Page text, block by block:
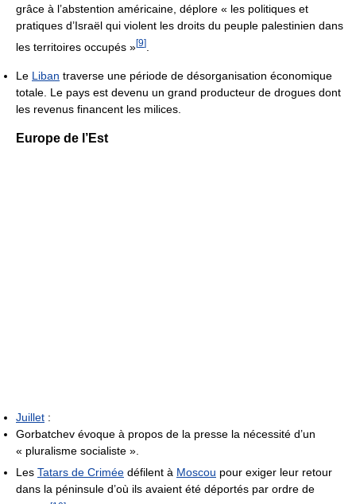
grâce à l’abstention américaine, déplore « les politiques et
pratiques d’Israël qui violent les droits du peuple palestinien dans
les territoires occupés »[9]
Le Liban traverse une période de désorganisation économique
totale. Le pays est devenu un grand producteur de drogues dont
les revenus financent les milices.
Europe de l’Est
Juillet :
Gorbatchev évoque à propos de la presse la nécessité d’un
« pluralisme socialiste ».
Les Tatars de Crimée défilent à Moscou pour exiger leur retour
dans la péninsule d’où ils avaient été déportés par ordre de